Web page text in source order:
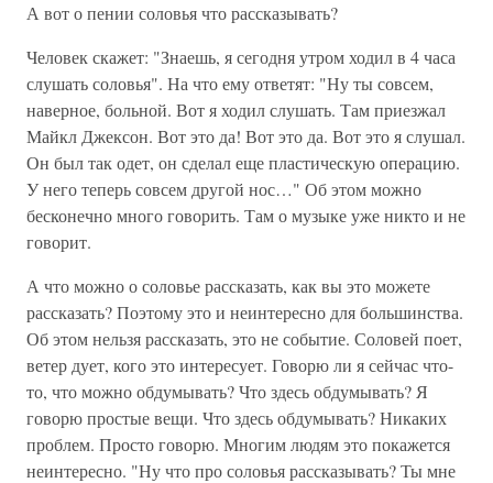
А вот о пении соловья что рассказывать?
Человек скажет: "Знаешь, я сегодня утром ходил в 4 часа
слушать соловья". На что ему ответят: "Ну ты совсем,
наверное, больной. Вот я ходил слушать. Там приезжал
Майкл Джексон. Вот это да! Вот это да. Вот это я слушал.
Он был так одет, он сделал еще пластическую операцию.
У него теперь совсем другой нос…" Об этом можно
бесконечно много говорить. Там о музыке уже никто и не
говорит.
А что можно о соловье рассказать, как вы это можете
рассказать? Поэтому это и неинтересно для большинства.
Об этом нельзя рассказать, это не событие. Соловей поет,
ветер дует, кого это интересует. Говорю ли я сейчас что-
то, что можно обдумывать? Что здесь обдумывать? Я
говорю простые вещи. Что здесь обдумывать? Никаких
проблем. Просто говорю. Многим людям это покажется
неинтересно. "Ну что про соловья рассказывать? Ты мне